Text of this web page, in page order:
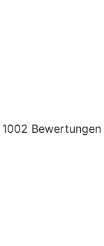
1002 Bewertungen